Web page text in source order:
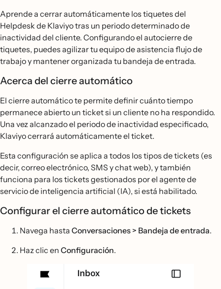
Aprende a cerrar automáticamente los tiquetes del
Helpdesk de Klaviyo tras un periodo determinado de
inactividad del cliente. Configurando el autocierre de
tiquetes, puedes agilizar tu equipo de asistencia flujo de
trabajo y mantener organizada tu bandeja de entrada.
Acerca del cierre automático
El cierre automático te permite definir cuánto tiempo
permanece abierto un ticket si un cliente no ha respondido.
Una vez alcanzado el periodo de inactividad especificado,
Klaviyo cerrará automáticamente el ticket.
Esta configuración se aplica a todos los tipos de tickets (es
decir, correo electrónico, SMS y chat web), y también
funciona para los tickets gestionados por el agente de
servicio de inteligencia artificial (IA), si está habilitado.
Configurar el cierre automático de tickets
Navega hasta Conversaciones > Bandeja de entrada.
Haz clic en Configuración.